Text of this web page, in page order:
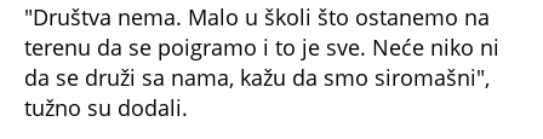
"Društva nema. Malo u školi što ostanemo na
terenu da se poigramo i to je sve. Neće niko ni
da se druži sa nama, kažu da smo siromašni",
tužno su dodali.